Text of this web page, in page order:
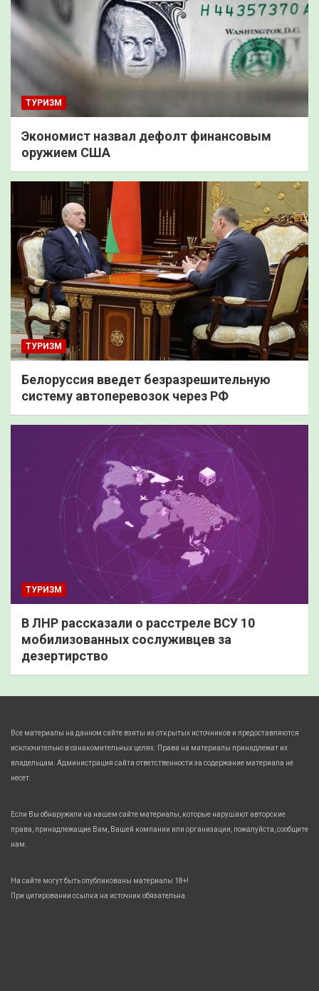
ТУРИЗМ
Экономист назвал дефолт финансовым
оружием США
ТУРИЗМ
Белоруссия введет безразрешительную
систему автоперевозок через РФ
ТУРИЗМ
В ЛНР рассказали о расстреле ВСУ 10
мобилизованных сослуживцев за
дезертирство
Все материалы на данном сайте взяты из открытых источников и предоставляются
исключительно в ознакомительных целях. Права на материалы принадлежат их
владельцам. Администрация сайта ответственности за содержание материала не
несет.
Если Вы обнаружили на нашем сайте материалы, которые нарушают авторские
права, принадлежащие Вам, Вашей компании или организации, пожалуйста, сообщите
нам.
На сайте могут быть опубликованы материалы 18+!
При цитировании ссылка на источник обязательна.